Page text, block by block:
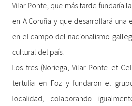
Vilar Ponte, que más tarde fundaría
en A Coruña y que desarrollará una
en el campo del nacionalismo
cultural del país.
Los tres (Noriega, Vilar Ponte et
tertulia en Foz y fundaron el
localidad, colaborando